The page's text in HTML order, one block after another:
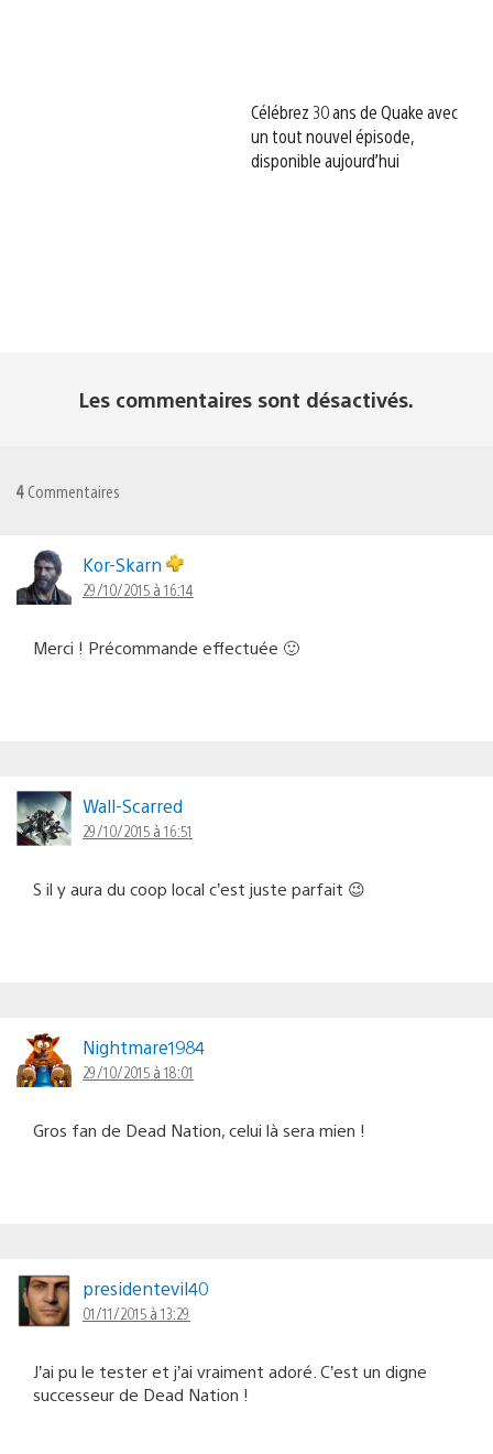
Célébrez 30 ans de Quake avec
un tout nouvel épisode,
disponible aujourd’hui
Les commentaires sont désactivés.
4 Commentaires
Kor-Skarn
29/10/2015 à 16:14
Merci ! Précommande effectuée 🙂
Wall-Scarred
29/10/2015 à 16:51
S il y aura du coop local c’est juste parfait 😉
Nightmare1984
29/10/2015 à 18:01
Gros fan de Dead Nation, celui là sera mien !
presidentevil40
01/11/2015 à 13:29
J’ai pu le tester et j’ai vraiment adoré. C’est un digne
successeur de Dead Nation !